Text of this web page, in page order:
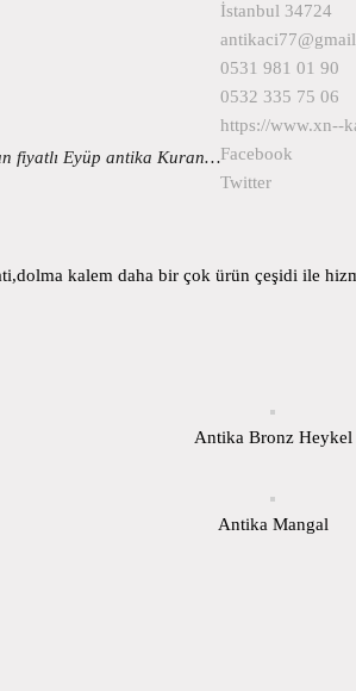
fiyatlı Eyüp antika Kuran…
İstanbul 34724
0531 981 01 90
0532 335 75 06
https://www.xn--
Facebook
Twitter
kalem daha bir çok ürün çeşidi ile
Antika Bronz Heykel
Antika Mangal